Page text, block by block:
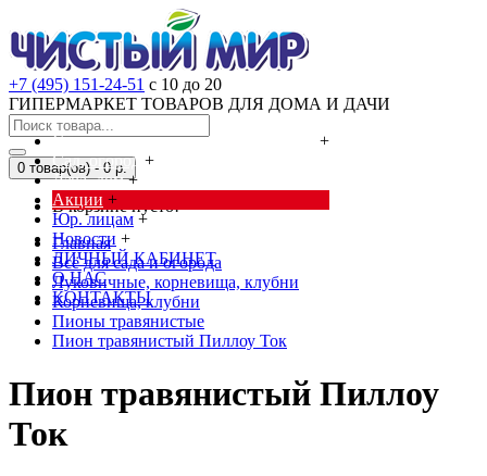
+7 (495) 151-24-51 с 10 до 20
ГИПЕРМАРКЕТ ТОВАРОВ ДЛЯ ДОМА И ДАЧИ
Cредства от насекомых и грызунов
+
Сад, огород +
Дача, дом +
Акции +
Юр. лицам +
Новости +
ЛИЧНЫЙ КАБИНЕТ
О НАС
КОНТАКТЫ
0 товар(ов) - 0 р.
В корзине пусто!
Главная
Всё для сада и огорода
Луковичные, корневища, клубни
Корневища, клубни
Пионы травянистые
Пион травянистый Пиллоу Ток
Пион травянистый Пиллоу
Ток